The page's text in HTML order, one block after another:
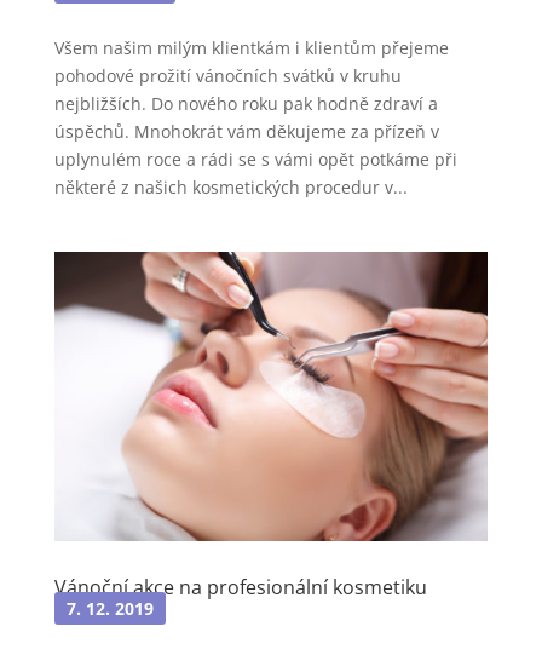
Všem našim milým klientkám i klientům přejeme
pohodové prožití vánočních svátků v kruhu
nejbližších. Do nového roku pak hodně zdraví a
úspěchů. Mnohokrát vám děkujeme za přízeň v
uplynulém roce a rádi se s vámi opět potkáme při
některé z našich kosmetických procedur v...
Vánoční akce na profesionální kosmetiku
7. 12. 2019